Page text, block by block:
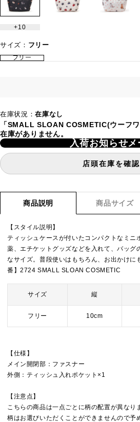
10
サイズ： フリー
フリー
在庫状況：在庫なし
「SMALL SLOAN COSMETIC(ウーフ
在庫がありません。
入荷お知らせ
店頭在庫を確
商品説明 商品サイズ
【スタイル説明】
ティッシュケースが付いたコンパクトなミニ
薬、エチケットグッズなどを入れて、バッグ
なサイズ。普段使いはもちろん、お出かけに
番】2724 SMALL SLOAN COSMETIC
サイズ 縦
フリー 10cm
【仕様】
メイン開閉部：ファスナー
外側：ティッシュ入れポケット×1
【注意点】
こちらの商品は一点ごとに柄の配置が異なり
柄はお選びいただくことができませんので予